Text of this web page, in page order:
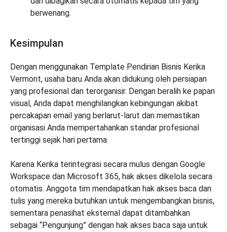
berwenang.
Kesimpulan
Dengan menggunakan Template Pendirian Bisnis Kerika
Vermont, usaha baru Anda akan didukung oleh persiapan
yang profesional dan terorganisir. Dengan beralih ke papan
visual, Anda dapat menghilangkan kebingungan akibat
percakapan email yang berlarut-larut dan memastikan
organisasi Anda mempertahankan standar profesional
tertinggi sejak hari pertama.
Karena Kerika terintegrasi secara mulus dengan Google
Workspace dan Microsoft 365, hak akses dikelola secara
otomatis. Anggota tim mendapatkan hak akses baca dan
tulis yang mereka butuhkan untuk mengembangkan bisnis,
sementara penasihat eksternal dapat ditambahkan
sebagai “Pengunjung” dengan hak akses baca saja untuk